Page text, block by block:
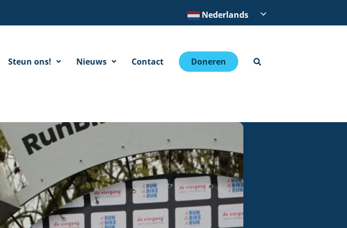
Nederlands
Steun ons! Nieuws Contact Doneren